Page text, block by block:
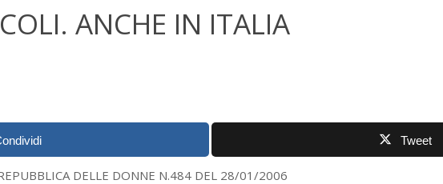
ANCHE IN ITALIA
Tweet
DONNE N.484 DEL 28/01/2006